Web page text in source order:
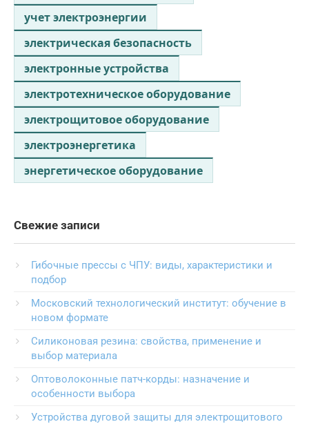
учет электроэнергии
электрическая безопасность
электронные устройства
электротехническое оборудование
электрощитовое оборудование
электроэнергетика
энергетическое оборудование
Свежие записи
Гибочные прессы с ЧПУ: виды, характеристики и
подбор
Московский технологический институт: обучение в
новом формате
Силиконовая резина: свойства, применение и
выбор материала
Оптоволоконные патч-корды: назначение и
особенности выбора
Устройства дуговой защиты для электрощитового